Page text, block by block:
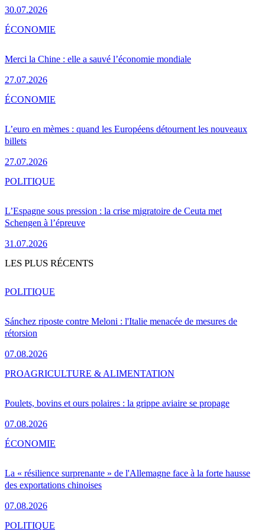
30.07.2026
Merci la Chine : elle a sauvé l’économie mondiale
27.07.2026
ÉCONOMIE
L’euro en mèmes : quand les Européens détournent les nouveaux
billets
27.07.2026
ÉCONOMIE
L’Espagne sous pression : la crise migratoire de Ceuta met
Schengen à l’épreuve
31.07.2026
POLITIQUE
LES PLUS RÉCENTS
Sánchez riposte contre Meloni : l'Italie menacée de mesures de
rétorsion
07.08.2026
POLITIQUE
Poulets, bovins et ours polaires : la grippe aviaire se propage
07.08.2026
PROAGRICULTURE & ALIMENTATION
La « résilience surprenante » de l'Allemagne face à la forte hausse
des exportations chinoises
07.08.2026
ÉCONOMIE
POLITIQUE